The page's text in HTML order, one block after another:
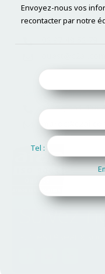
Secteur Ouest :
Secteur Maroc :
+(212) 661 458
Suivez-
Envoyez-nous vos
recontacter par notre
Tel :